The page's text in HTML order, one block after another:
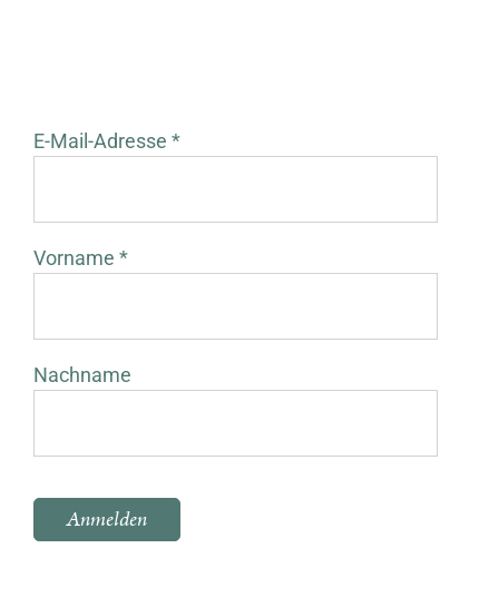
E-Mail-Adresse *
Vorname *
Nachname
Bitte lasse dieses Feld leer.